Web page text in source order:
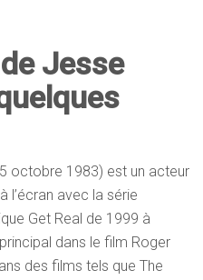
Jesse
octobre 1983) est un acteur
l’écran avec la série
Get Real de 1999 à
dans le film Roger
des films tels que The